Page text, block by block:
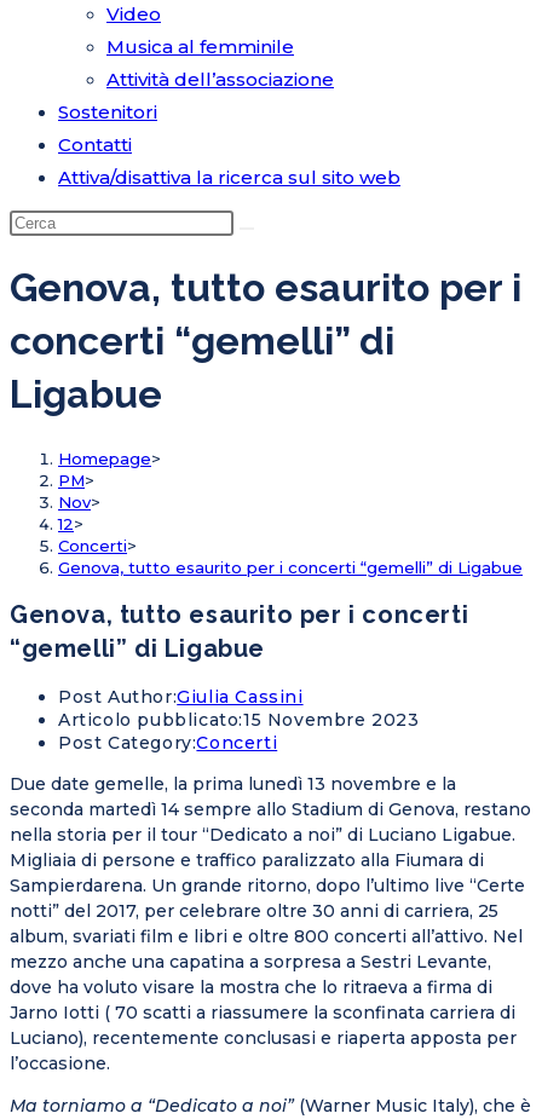
Video
Musica al femminile
Attività dell’associazione
Sostenitori
Contatti
Attiva/disattiva la ricerca sul sito web
Genova, tutto esaurito per i
concerti “gemelli” di
Ligabue
Homepage>
PM>
Nov>
12>
Concerti>
Genova, tutto esaurito per i concerti “gemelli” di Ligabue
Genova, tutto esaurito per i concerti
“gemelli” di Ligabue
Post Author:Giulia Cassini
Articolo pubblicato:15 Novembre 2023
Post Category:Concerti
Due date gemelle, la prima lunedì 13 novembre e la
seconda martedì 14 sempre allo Stadium di Genova, restano
nella storia per il tour “Dedicato a noi” di Luciano Ligabue.
Migliaia di persone e traffico paralizzato alla Fiumara di
Sampierdarena. Un grande ritorno, dopo l’ultimo live “Certe
notti” del 2017, per celebrare oltre 30 anni di carriera, 25
album, svariati film e libri e oltre 800 concerti all’attivo. Nel
mezzo anche una capatina a sorpresa a Sestri Levante,
dove ha voluto visare la mostra che lo ritraeva a firma di
Jarno Iotti ( 70 scatti a riassumere la sconfinata carriera di
Luciano), recentemente conclusasi e riaperta apposta per
l’occasione.
Ma torniamo a “Dedicato a noi”(Warner Music Italy), che è